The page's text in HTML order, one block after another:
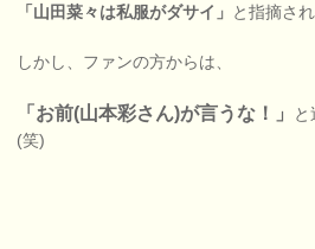
「山田菜々は私服がダサイ」 と指摘さ
しかし、ファンの方からは、
「お前(山本彩さん)が言うな！」
(笑)